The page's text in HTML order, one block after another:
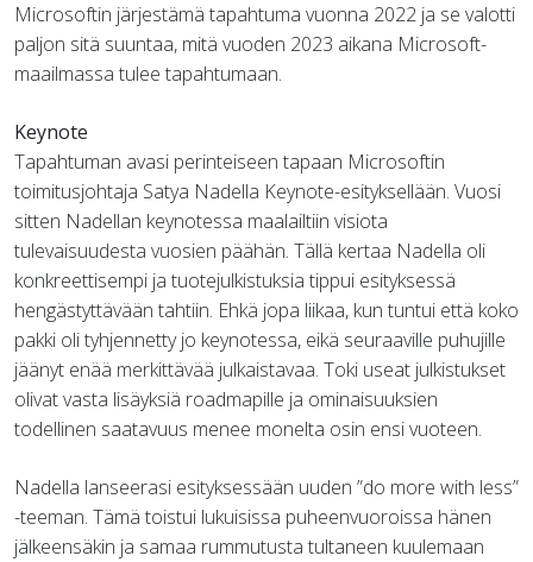
Microsoftin järjestämä tapahtuma vuonna 2022 ja se valotti
paljon sitä suuntaa, mitä vuoden 2023 aikana Microsoft-
maailmassa tulee tapahtumaan.
Keynote
Tapahtuman avasi perinteiseen tapaan Microsoftin
toimitusjohtaja Satya Nadella Keynote-esityksellään. Vuosi
sitten Nadellan keynotessa maalailtiin visiota
tulevaisuudesta vuosien päähän. Tällä kertaa Nadella oli
konkreettisempi ja tuotejulkistuksia tippui esityksessä
hengästyttävään tahtiin. Ehkä jopa liikaa, kun tuntui että koko
pakki oli tyhjennetty jo keynotessa, eikä seuraaville puhujille
jäänyt enää merkittävää julkaistavaa. Toki useat julkistukset
olivat vasta lisäyksiä roadmapille ja ominaisuuksien
todellinen saatavuus menee monelta osin ensi vuoteen.
Nadella lanseerasi esityksessään uuden ”do more with less”
-teeman. Tämä toistui lukuisissa puheenvuoroissa hänen
jälkeensäkin ja samaa rummutusta tultaneen kuulemaan